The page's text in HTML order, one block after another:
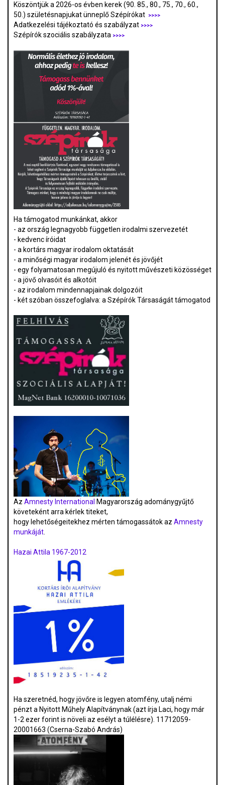
Köszöntjük a 2026-os évben kerek (90. 85., 80., 75., 70., 60.,
50.) születésnapjukat ünneplő Szépírókat
>>>>
Adatkezelési tájékoztató és szabályzat >>>>
Szépírók szociális szabályzata >>>>
Ha támogatod munkánkat, akkor
- az ország legnagyobb független irodalmi szervezetét
- kedvenc íróidat
- a kortárs magyar irodalom oktatását
- a minőségi magyar irodalom jelenét és jövőjét
- egy folyamatosan megújuló és nyitott művészeti közösséget
- a jövő olvasóit és alkotóit
- az irodalom mindennapjainak dolgozóit
- két szóban összefoglalva: a Szépírók Társaságát támogatod
Az Amnesty International Magyarország adománygyűjtő
követeként arra kérlek titeket,
hogy lehetőségeitekhez mérten támogassátok az Amnesty
munkáját.
Hazai Attila 1967-2012
Ha szeretnéd, hogy jövőre is legyen atomfény, utalj némi
pénzt a Nyitott Műhely Alapítványnak (azt írja Laci, hogy már
1-2 ezer forint is növeli az esélyt a túlélésre). 11712059-
20001663 (Cserna-Szabó András)